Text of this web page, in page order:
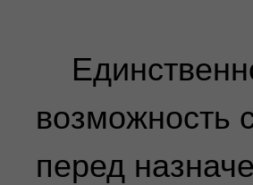
возможность
перед